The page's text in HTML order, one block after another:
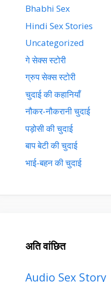
Bhabhi Sex
Hindi Sex Stories
Uncategorized
गे सेक्स स्टोरी
ग्रुप सेक्स स्टोरी
चुदाई की कहानियाँ
नौकर-नौकरानी चुदाई
पड़ोसी की चुदाई
बाप बेटी की चुदाई
भाई-बहन की चुदाई
अति वांछित
Audio Sex Story